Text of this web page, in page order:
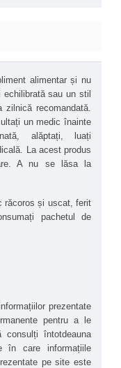
alimentar și nu
sau un stil
recomandată.
un medic înainte
alăptați, luați
La acest produs
A nu se lăsa la
răcoros și uscat, ferit
pachetul de
prezentate
pentru a le
întotdeauna
în care informațiile
pe site este